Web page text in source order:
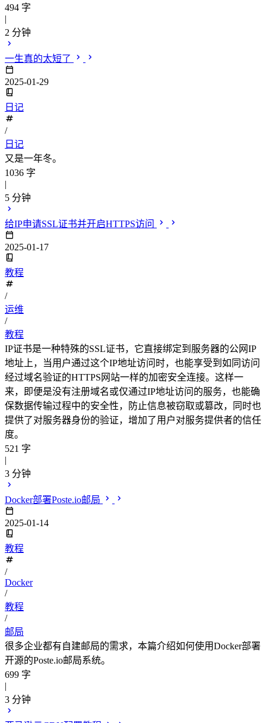
494 字
|
2 分钟
一生真的太短了
2025-01-29
日记
/
日记
又是一年冬。
1036 字
|
5 分钟
给IP申请SSL证书并开启HTTPS访问
2025-01-17
教程
/
运维
/
教程
IP证书是一种特殊的SSL证书，它直接绑定到服务器的公网IP
地址上，当用户通过这个IP地址访问时，也能享受到如同访问
经过域名验证的HTTPS网站一样的加密安全连接。这样一
来，即便是没有注册域名或仅通过IP地址访问的服务，也能确
保数据传输过程中的安全性，防止信息被窃取或篡改，同时也
提供了对服务器身份的验证，增加了用户对服务提供者的信任
度。
521 字
|
3 分钟
Docker部署Poste.io邮局
2025-01-14
教程
/
Docker
/
教程
/
邮局
很多企业都有自建邮局的需求，本篇介绍如何使用Docker部署
开源的Poste.io邮局系统。
699 字
|
3 分钟